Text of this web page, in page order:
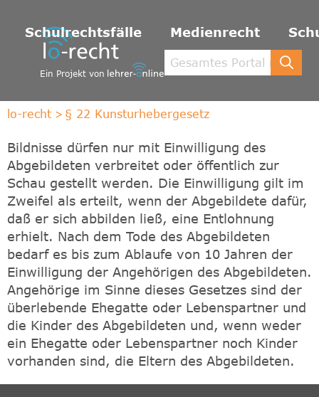
Schulrechtsfälle Medienrecht
Ein Projekt von
lo-recht § 22 Kunsturhebergesetz
Bildnisse dürfen nur mit Einwilligung des
Abgebildeten verbreitet oder öffentlich zur
Schau gestellt werden. Die Einwilligung gilt im
Zweifel als erteilt, wenn der Abgebildete dafür,
daß er sich abbilden ließ, eine Entlohnung
erhielt. Nach dem Tode des Abgebildeten
bedarf es bis zum Ablaufe von 10 Jahren der
Einwilligung der Angehörigen des Abgebildeten.
Angehörige im Sinne dieses Gesetzes sind der
überlebende Ehegatte oder Lebenspartner und
die Kinder des Abgebildeten und, wenn weder
ein Ehegatte oder Lebenspartner noch Kinder
vorhanden sind, die Eltern des Abgebildeten.